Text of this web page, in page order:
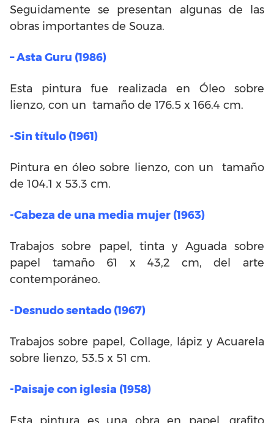
Seguidamente se presentan algunas de las
obras importantes de Souza.
– Asta Guru (1986)
Esta pintura fue realizada en Óleo sobre
lienzo, con un tamaño de 176.5 x 166.4 cm.
-Sin título (1961)
Pintura en óleo sobre lienzo, con un tamaño
de 104.1 x 53.3 cm.
-Cabeza de una media mujer (1963)
Trabajos sobre papel, tinta y Aguada sobre
papel tamaño 61 x 43,2 cm, del arte
contemporáneo.
-Desnudo sentado (1967)
Trabajos sobre papel, Collage, lápiz y Acuarela
sobre lienzo, 53.5 x 51 cm.
-Paisaje con iglesia (1958)